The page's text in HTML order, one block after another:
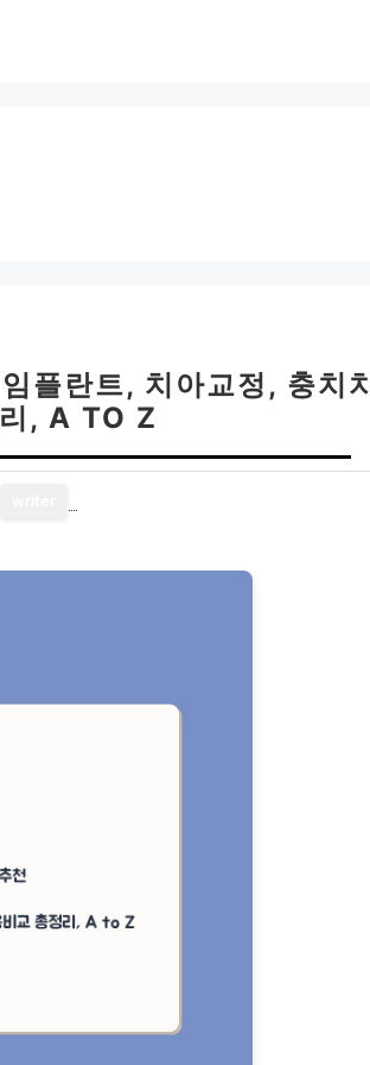
플란트, 치아교정, 충치치
, A TO Z